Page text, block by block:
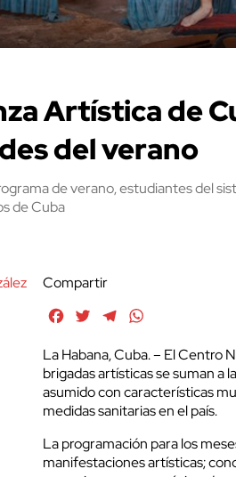
Artística de
del verano
de verano, estudiantes del
de Cuba
Compartir
FacebookTwitterTelegram
La Habana, Cuba. – El Centro
brigadas artísticas se suman a
asumido con características
medidas sanitarias en el país.
La programación para los
manifestaciones artísticas;